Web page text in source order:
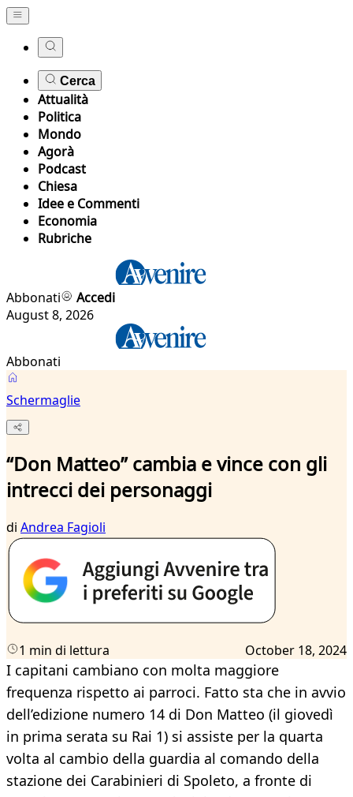
Cerca
Attualità
Politica
Mondo
Agorà
Podcast
Chiesa
Idee e Commenti
Economia
Rubriche
Abbonati
Accedi
August 8, 2026
Abbonati
Schermaglie
“Don Matteo” cambia e vince con gli
intrecci dei personaggi
di Andrea Fagioli
1 min di lettura October 18, 2024
I capitani cambiano con molta maggiore
frequenza rispetto ai parroci. Fatto sta che in avvio
dell’edizione numero 14 di Don Matteo (il giovedì
in prima serata su Rai 1) si assiste per la quarta
volta al cambio della guardia al comando della
stazione dei Carabinieri di Spoleto, a fronte di